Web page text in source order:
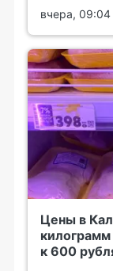
вчера, 09:04
Цены в
к 600